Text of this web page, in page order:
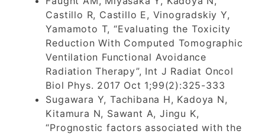
Castillo R, Castillo E, Vinogradskiy Y,
Yamamoto T, “Evaluating the Toxicity
Reduction With Computed Tomographic
Ventilation Functional Avoidance
Radiation Therapy”, Int J Radiat Oncol
Biol Phys. 2017 Oct 1;99(2):325-333
Sugawara Y, Tachibana H, Kadoya N,
Kitamura N, Sawant A, Jingu K,
“Prognostic factors associated with the